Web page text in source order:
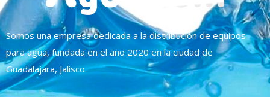
Somos una empresa dedicada a la distribución de equipos
para agua, fundada en el año 2020 en la ciudad de
Guadalajara, Jalisco.